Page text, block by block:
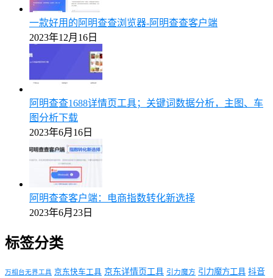
一款好用的阿明查查浏览器-阿明查查客户端
2023年12月16日
阿明查查1688详情页工具；关键词数据分析，主图、车
图分析下载
2023年6月16日
阿明查查客户端：电商指数转化新选择
2023年6月23日
标签分类
万相台无界工具 京东快车工具 京东详情页工具 引力魔方 引力魔方工具 抖音